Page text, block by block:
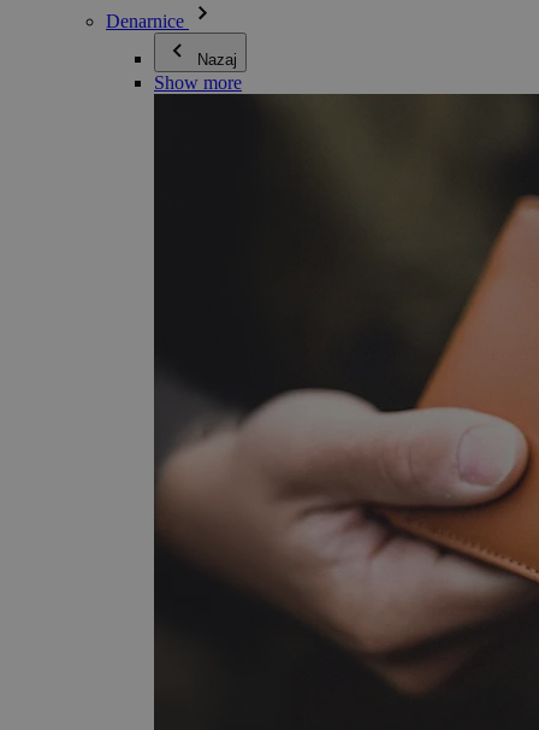
Denarnice
Nazaj
Show more